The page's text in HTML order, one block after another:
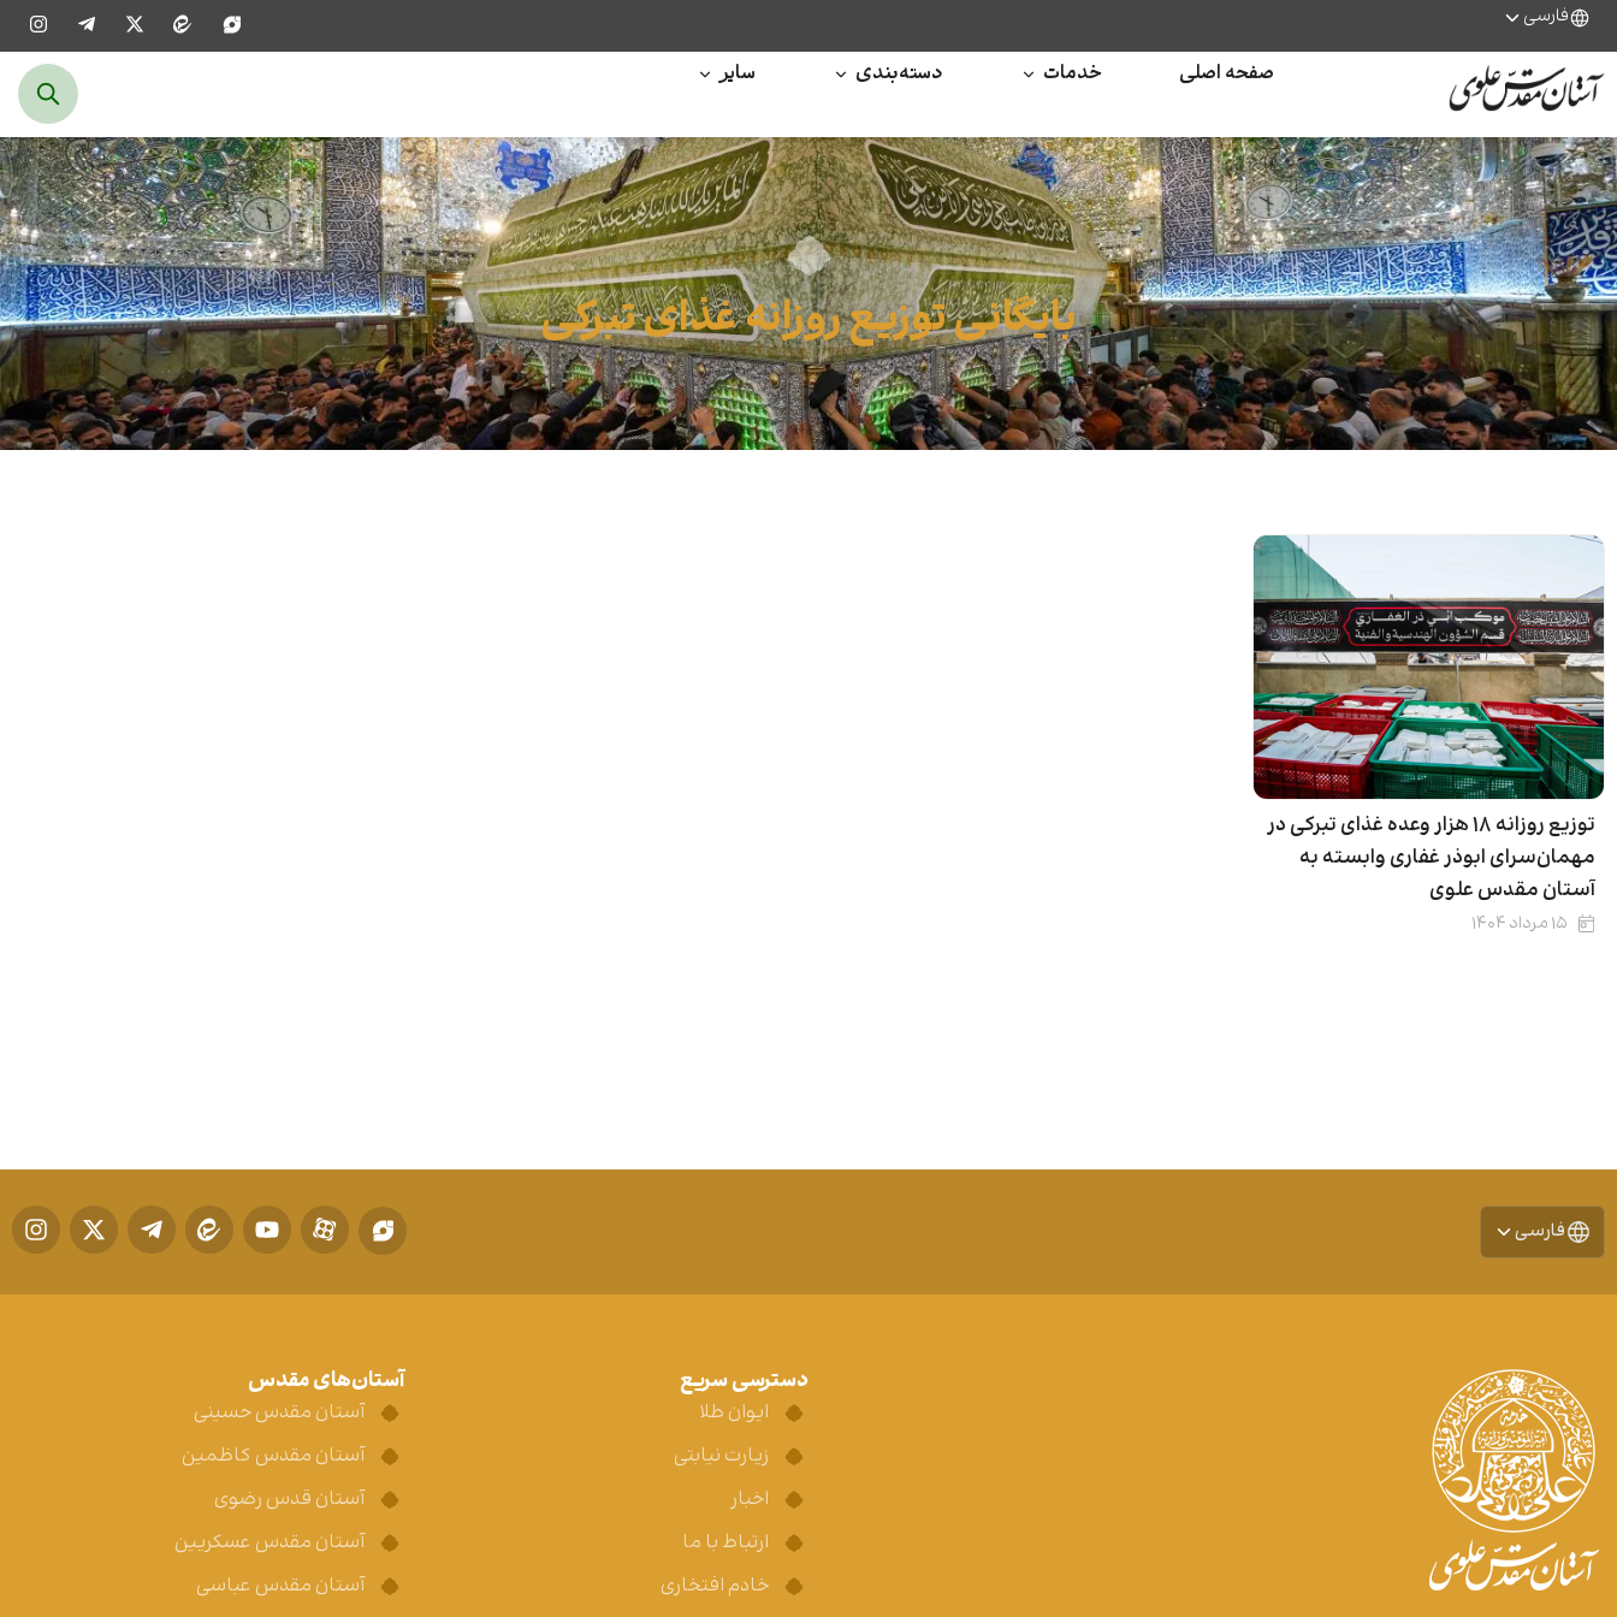
فارسی
صفحه اصلی خدمات دسته‌بندی سایر
بایگانی توزیع روزانه غذای تبرکی
توزیع روزانه ۱۸ هزار وعده غذای تبرکی در
مهمان‌سرای ابوذر غفاری وابسته به
آستان مقدس علوی
۱۵ مرداد ۱۴۰۴
فارسی
دسترسی سریع
ایوان طلا
زیارت نیابتی
اخبار
ارتباط با ما
خادم افتخاری
آستان‌های مقدس
آستان مقدس حسینی
آستان مقدس کاظمین
آستان قدس رضوی
آستان مقدس عسکریین
آستان مقدس عباسی